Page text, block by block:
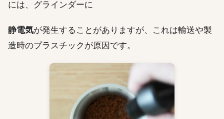
には、グラインダーに
静電気が発生することがありますが、これは輸送や製
造時のプラスチックが原因です。